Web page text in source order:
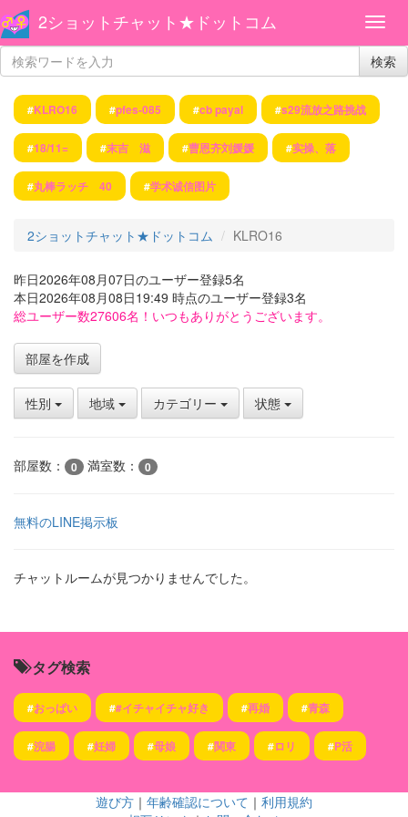
2ショットチャット★ドットコム
検索
#KLRO16 #pfes-085 #cb payal #s29流放之路挑战
#18/11= #末吉 滋 #曹恩齐刘媛媛 #实操、落
#丸棒ラッチ 40 #学术诚信图片
2ショットチャット★ドットコム KLRO16
昨日2026年08月07日のユーザー登録5名
本日2026年08月08日19:49 時点のユーザー登録3名
総ユーザー数27606名！いつもありがとうございます。
部屋を作成
性別 地域 カテゴリー 状態
部屋数： 0 満室数： 0
無料のLINE掲示板
チャットルームが見つかりませんでした。
タグ検索
#おっぱい ##イチャイチャ好き #再婚 #青森
#浣腸 #妊婦 #母娘 #関東 #ロリ #P活
遊び方 ｜ 年齢確認について ｜ 利用規約